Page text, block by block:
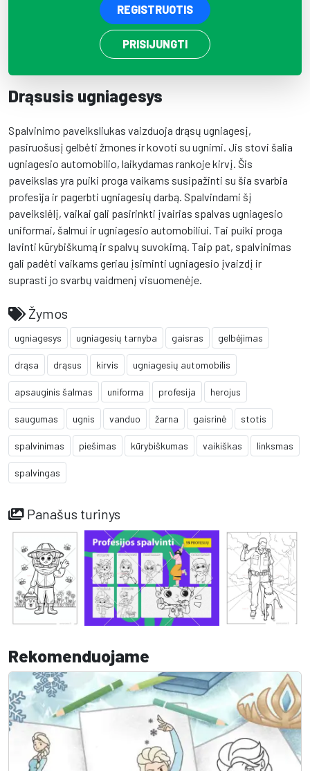
REGISTRUOTIS
PRISIJUNGTI
Drąsusis ugniagesys
Spalvinimo paveiksliukas vaizduoja drąsų ugniagesį,
pasiruošusį gelbėti žmones ir kovoti su ugnimi. Jis stovi šalia
ugniagesio automobilio, laikydamas rankoje kirvį. Šis
paveikslas yra puiki proga vaikams susipažinti su šia svarbia
profesija ir pagerbti ugniagesių darbą. Spalvindami šį
paveikslėlį, vaikai gali pasirinkti įvairias spalvas ugniagesio
uniformai, šalmui ir ugniagesio automobiliui. Tai puiki proga
lavinti kūrybiškumą ir spalvų suvokimą. Taip pat, spalvinimas
gali padėti vaikams geriau įsiminti ugniagesio įvaizdį ir
suprasti jo svarbų vaidmenį visuomenėje.
Žymos
ugniagesys ugniagesių tarnyba gaisras gelbėjimas
drąsa drąsus kirvis ugniagesių automobilis
apsauginis šalmas uniforma profesija herojus
saugumas ugnis vanduo žarna gaisrinė stotis
spalvinimas piešimas kūrybiškumas vaikiškas linksmas
spalvingas
Panašus turinys
Rekomenduojame